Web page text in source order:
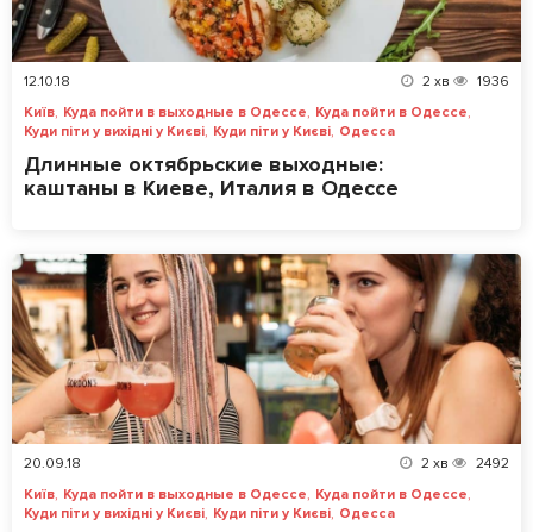
12.10.18 2 хв
1936
Київ, Куда пойти в выходные в Одессе, Куда пойти в Одессе,
Куди піти у вихідні у Києві, Куди піти у Києві, Одесса
Длинные октябрьские выходные:
каштаны в Киеве, Италия в Одессе
20.09.18 2 хв
2492
Київ, Куда пойти в выходные в Одессе, Куда пойти в Одессе,
Куди піти у вихідні у Києві, Куди піти у Києві, Одесса